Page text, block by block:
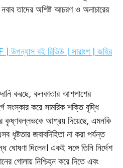
তাদের অশিষ্ট আচরণ ও অনাচারের
| উপন্যাস বই রিভিউ | সারাংশ | জহির
করছে, কলকাতার আশপাশের
সংস্কার করে সামরিক শক্তি বৃদ্ধি
কৃষ্ণবল্লভকে আশ্রয় দিয়েছে, এমনকি
ধৃষ্টতার জবাবদিহিতা না করা পর্যন্ত
ঘােষণা দিলেন। একই সঙ্গে তিনি নির্দেশ
গােলায় নিশ্চিহ্ন করে দিতে এবং